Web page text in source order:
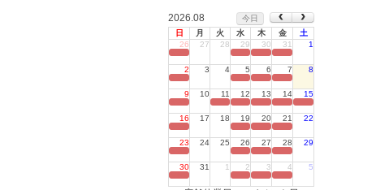
2026.08
今日
日
月 火 水 木 金
土
26
27 28 29 30 31 1
2 3 4 5 6 7 8
9 10 11 12 13 14 15
16 17 18 19 20 21 22
23 24 25 26 27 28 29
30 31 1 2 3 4 5